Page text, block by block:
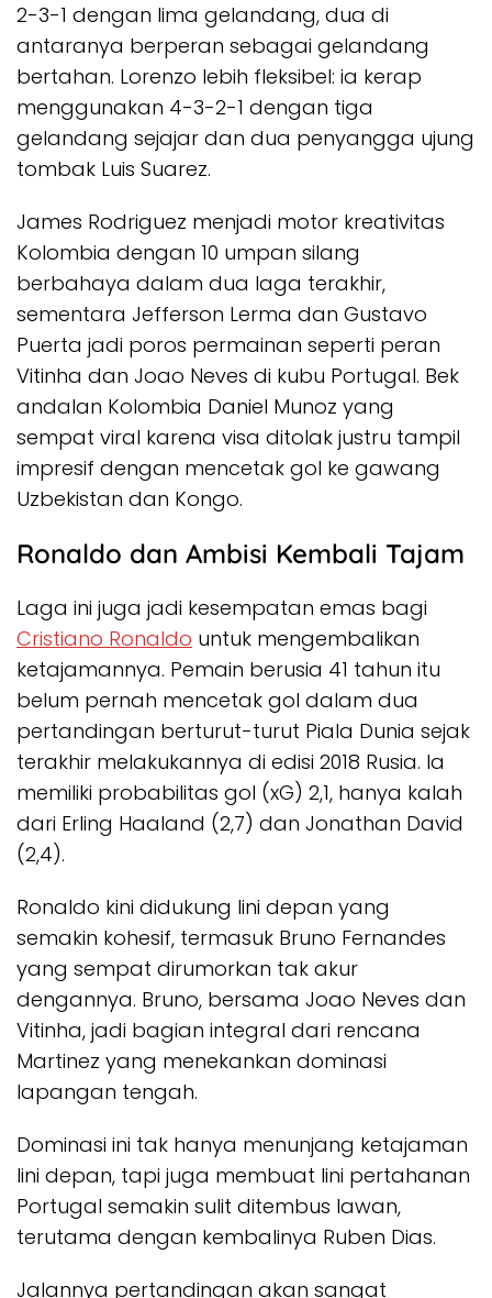
2-3-1 dengan lima gelandang, dua di
antaranya berperan sebagai gelandang
bertahan. Lorenzo lebih fleksibel: ia kerap
menggunakan 4-3-2-1 dengan tiga
gelandang sejajar dan dua penyangga ujung
tombak Luis Suarez.
James Rodriguez menjadi motor kreativitas
Kolombia dengan 10 umpan silang
berbahaya dalam dua laga terakhir,
sementara Jefferson Lerma dan Gustavo
Puerta jadi poros permainan seperti peran
Vitinha dan Joao Neves di kubu Portugal. Bek
andalan Kolombia Daniel Munoz yang
sempat viral karena visa ditolak justru tampil
impresif dengan mencetak gol ke gawang
Uzbekistan dan Kongo.
Ronaldo dan Ambisi Kembali Tajam
Laga ini juga jadi kesempatan emas bagi
Cristiano Ronaldo untuk mengembalikan
ketajamannya. Pemain berusia 41 tahun itu
belum pernah mencetak gol dalam dua
pertandingan berturut-turut Piala Dunia sejak
terakhir melakukannya di edisi 2018 Rusia. Ia
memiliki probabilitas gol (xG) 2,1, hanya kalah
dari Erling Haaland (2,7) dan Jonathan David
(2,4).
Ronaldo kini didukung lini depan yang
semakin kohesif, termasuk Bruno Fernandes
yang sempat dirumorkan tak akur
dengannya. Bruno, bersama Joao Neves dan
Vitinha, jadi bagian integral dari rencana
Martinez yang menekankan dominasi
lapangan tengah.
Dominasi ini tak hanya menunjang ketajaman
lini depan, tapi juga membuat lini pertahanan
Portugal semakin sulit ditembus lawan,
terutama dengan kembalinya Ruben Dias.
Jalannya pertandingan akan sangat